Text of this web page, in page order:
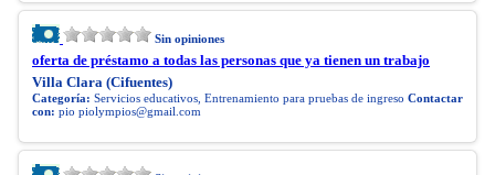
Sin opiniones
oferta de préstamo a todas las personas que ya tienen un trabajo
Villa Clara (Cifuentes)
Categoría: Servicios educativos, Entrenamiento para pruebas de ingreso Contactar
con: pio piolympios@gmail.com